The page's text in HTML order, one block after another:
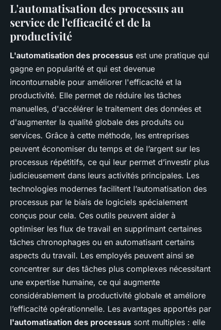
L'automatisation des processus au
service de l'efficacité et de la
productivité
L'automatisation des processus est une pratique qui
gagne en popularité et qui est devenue
incontournable pour améliorer l'efficacité et la
productivité. Elle permet de réduire les tâches
manuelles, d'accélérer le traitement des données et
d'augmenter la qualité globale des produits ou
services. Grâce à cette méthode, les entreprises
peuvent économiser du temps et de l’argent sur les
processus répétitifs, ce qui leur permet d’investir plus
judicieusement dans leurs activités principales. Les
technologies modernes facilitent l’automatisation des
processus par le biais de logiciels spécialement
conçus pour cela. Ces outils peuvent aider à
optimiser les flux de travail en supprimant certaines
tâches chronophages ou en automatisant certains
aspects du travail. Les employés peuvent ainsi se
concentrer sur des tâches plus complexes nécessitant
une expertise humaine, ce qui augmente
considérablement la productivité globale et améliore
l’efficacité opérationnelle. Les avantages apportés par
l'automatisation des processus sont multiples : elle